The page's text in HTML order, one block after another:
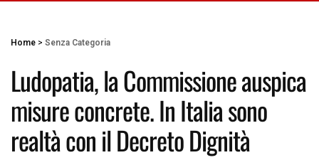
Home > Senza Categoria
Ludopatia, la Commissione auspica
misure concrete. In Italia sono
realtà con il Decreto Dignità